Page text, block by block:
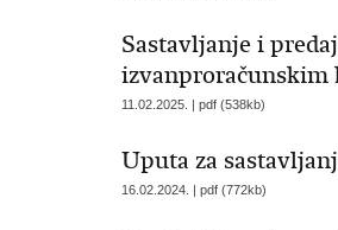
Sastavljanje i
izvanproračunskim
11.02.2025. | pdf (538kb)
Uputa za
16.02.2024. | pdf (772kb)